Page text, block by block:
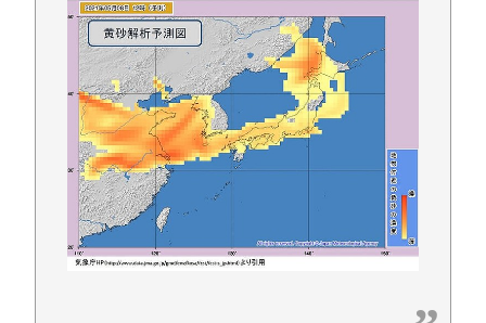
【急募】敵「きのこ派？たけのこ派？」←こいつを
少しだけイラつかせる回答
X「アスペの検査した結果www」
【高市】愛国者「正式に選ばれた総理大臣に背く事
は国体に背く事に等しい。誰が主人かハッキリさせ
るべき」
Powered by livedoor 相互RSS